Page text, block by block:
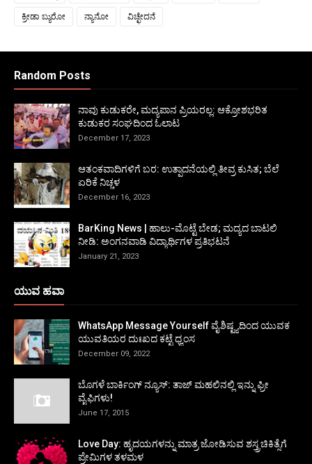
ಕ್ರೀಡಾ ಬ್ಯುರೋ ನ್ಯಾನೋ ವಿಚ್ಛೇದನೆ
Random Posts
ನಾವು ಕುಡುಕರೇ, ಮದ್ಯಪಾನ ಪ್ರಿಯರಲ್ಲ: ಆಕ್ರೋಶಭರಿತ
ಕುಡುಕರ ಸಂಘದಿಂದ ಓಲಾಟ
December 17, 2023
ಆತಂಕವಾದಿಗಳಿಗೆ ಬರ: ಉತ್ಪಾದನೆಯಲ್ಲಿ ತೀವ್ರ ಕುಸಿತ; ಬೆಲೆ
ಏರಿಕೆ ನಿಚ್ಚಳ
December 16, 2023
BarKing News | ಹಾಲು-ಮೊಟ್ಟೆ ಬೇಡ; ಮದ್ಯದ ಬಾಟಲಿ
ನೀಡಿ: ಅಂಗನವಾಡಿ ವಿದ್ಯಾರ್ಥಿಗಳ ಪ್ರತಿಭಟನೆ
January 21, 2023
ಯುವ ಹವಾ
WhatsApp Message Yourself ವೈಶಿಷ್ಟ್ಯದಿಂದ ಯುವಕ
ಯುವತಿಯರ ದುಃಖದ ಕಟ್ಟೆ ಧ್ವಂಸ
December 09, 2022
ಬೊಗಳೆ ಬಾರ್ಕಿಂಗ್ ನ್ಯೂಸ್: ತಾಜ್ ಮಹಲಿನಲ್ಲಿ ಇನ್ನು ಫ್ರೀ
ವೈಫಿಗಳು!
June 17, 2015
Love Day: ಹೃದಯಗಳನ್ನು ಮಾತ್ರ ಜೋಡಿಸುವ ಶಸ್ತ್ರಚಿಕಿತ್ಸೆಗೆ
ಪ್ರೇಮಿಗಳ ತಳಮಳ